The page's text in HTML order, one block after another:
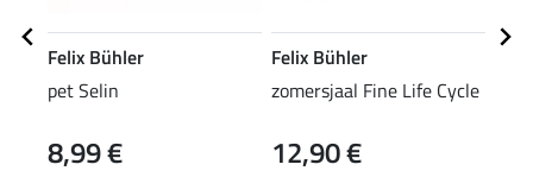
Felix Bühler
pet Selin
8,99 €
Felix Bühler
zomersjaal Fine Life Cycle
12,90 €